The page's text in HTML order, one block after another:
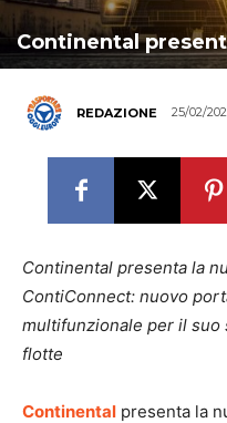
Continental
REDAZIONE 25/02/
Continental presenta la
ContiConnect: nuovo
multifunzionale per il suo
flotte
Continental presenta la